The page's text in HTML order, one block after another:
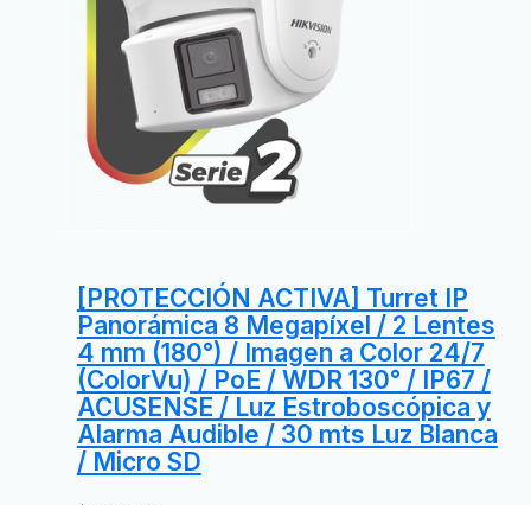
[PROTECCIÓN ACTIVA] Turret IP
Panorámica 8 Megapíxel / 2 Lentes
4 mm (180°) / Imagen a Color 24/7
(ColorVu) / PoE / WDR 130° / IP67 /
ACUSENSE / Luz Estroboscópica y
Alarma Audible / 30 mts Luz Blanca
/ Micro SD